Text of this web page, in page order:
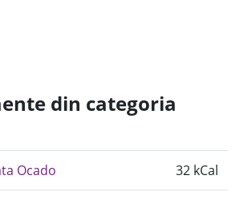
din categoria
Ocado 32 kCal